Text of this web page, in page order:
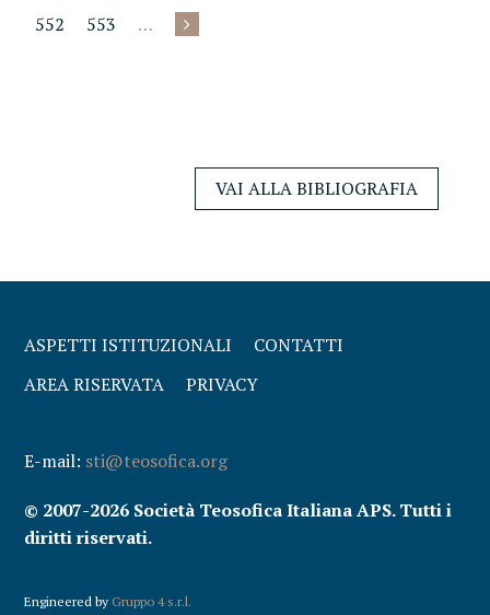
552
553 …
VAI ALLA BIBLIOGRAFIA
ASPETTI ISTITUZIONALI
CONTATTI
AREA RISERVATA
PRIVACY
E-mail: sti@teosofica.org
© 2007-2026 Società Teosofica Italiana APS. Tutti i
diritti riservati.
Engineered by Gruppo 4 s.r.l.